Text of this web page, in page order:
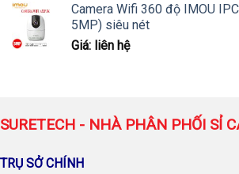
Camera Wifi 360 độ IMOU
5MP) siêu nét
Giá: liên hệ
SURETECH - NHÀ PHÂN PHỐI SỈ
TRỤ SỞ CHÍNH